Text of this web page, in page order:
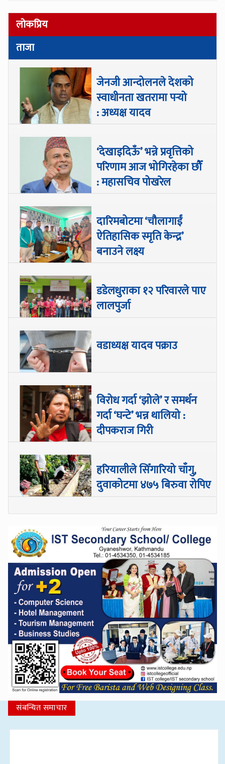
लोकप्रिय
ताजा
जेनजी आन्दोलनले देशको
स्वाधीनता खतरामा पर्‍यो
: अध्यक्ष यादव
‘देखाइदिऊँ’ भन्ने प्रवृत्तिको
परिणाम आज भोगिरहेका छौँ
: महासचिव पोखरेल
दारिमबोटमा ‘चौलागाईं
ऐतिहासिक स्मृति केन्द्र’
बनाउने लक्ष्य
डडेलधुराका १२ परिवारले पाए
लालपुर्जा
वडाध्यक्ष यादव पक्राउ
विरोध गर्दा ‘झोले’ र समर्थन
गर्दा ‘घन्टे’ भन्न थालियो :
दीपकराज गिरी
हरियालीले सिँगारियो चाँगु,
दुवाकोटमा ४७५ बिरुवा रोपिए
संबन्धित समाचार